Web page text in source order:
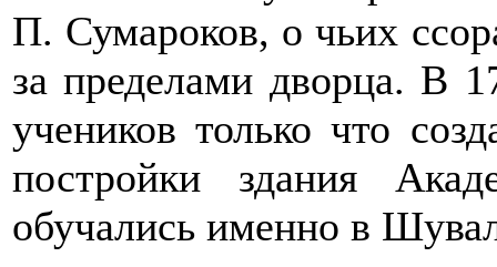
П. Сумароков, о чьих
за пределами дворца. В
учеников только что
постройки здания
обучались именно в